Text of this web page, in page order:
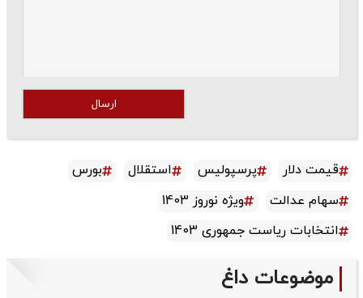
ارسال
قیمت دلار پرسپولیس استقلال
بورس
سهام عدالت
ویژه نوروز 1403
انتخابات ریاست جمهوری 1403
موضوعات داغ